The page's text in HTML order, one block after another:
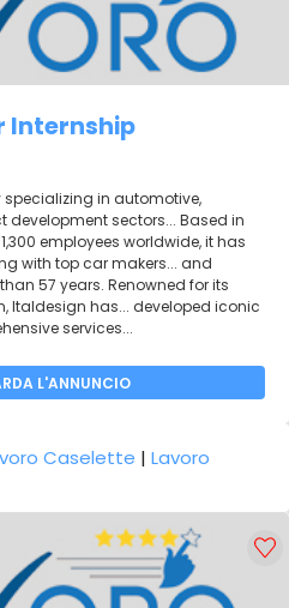
Internship
in automotive,
sectors... Based in
employees worldwide, it has
with top car makers... and
57 years. Renowned for its
Italdesign has... developed iconic
services...
L'ANNUNCIO
Caselette |Lavoro